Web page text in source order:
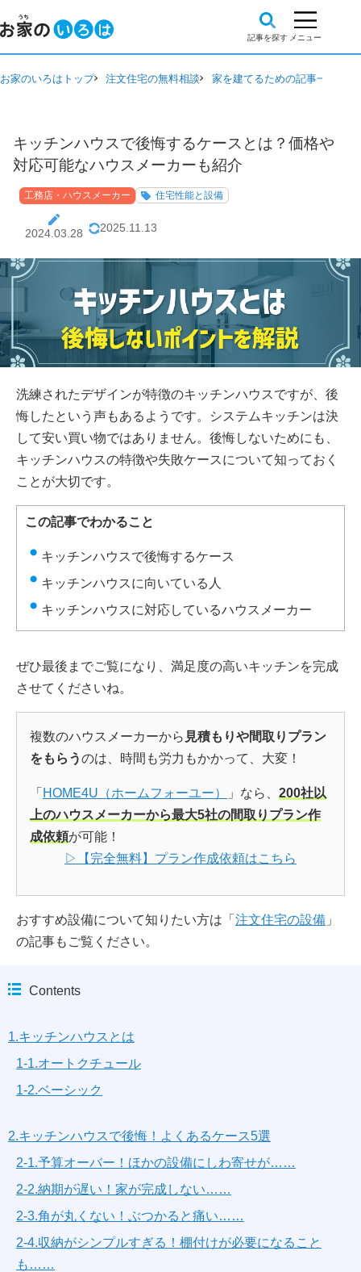
お家のいろはトップ 注文住宅の無料相談 家を建てるための記事一覧
キッチンハウスで後悔するケースとは？価格や
対応可能なハウスメーカーも紹介
工務店・ハウスメーカー 住宅性能と設備
2024.03.28 2025.11.13
洗練されたデザインが特徴のキッチンハウスですが、後
悔したという声もあるようです。システムキッチンは決
して安い買い物ではありません。後悔しないためにも、
キッチンハウスの特徴や失敗ケースについて知っておく
ことが大切です。
この記事でわかること
キッチンハウスで後悔するケース
キッチンハウスに向いている人
キッチンハウスに対応しているハウスメーカー
ぜひ最後までご覧になり、満足度の高いキッチンを完成
させてくださいね。
複数のハウスメーカーから 見積もりや間取りプラン
をもらうのは、時間も労力もかかって、大変！
「 HOME4U（ホームフォーユー） 」なら、 200社以
上のハウスメーカーから最大5社の間取りプラン作
成依頼が可能！
▷【完全無料】プラン作成依頼はこちら
おすすめ設備について知りたい方は「 注文住宅の設備 」
の記事もご覧ください。
Contents
1.キッチンハウスとは
1-1.オートクチュール
1-2.ベーシック
2.キッチンハウスで後悔！よくあるケース5選
2-1.予算オーバー！ほかの設備にしわ寄せが……
2-2.納期が遅い！家が完成しない……
2-3.角が丸くない！ぶつかると痛い……
2-4.収納がシンプルすぎる！棚付けが必要になること
も……